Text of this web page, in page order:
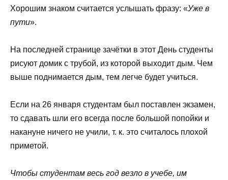
Хорошим знаком считается услышать фразу: «Уже в
пути».
На последней странице зачётки в этот День студенты
рисуют домик с трубой, из которой выходит дым. Чем
выше поднимается дым, тем легче будет учиться.
Если на 26 января студентам был поставлен экзамен,
то сдавать шли его всегда после большой попойки и
накануне ничего не учили, т. к. это считалось плохой
приметой.
Чтобы студентам весь год везло в учебе, им